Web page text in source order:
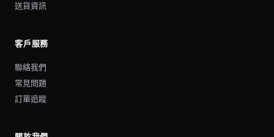
送貨資訊
客戶服務
聯絡我們
常見問題
訂單追蹤